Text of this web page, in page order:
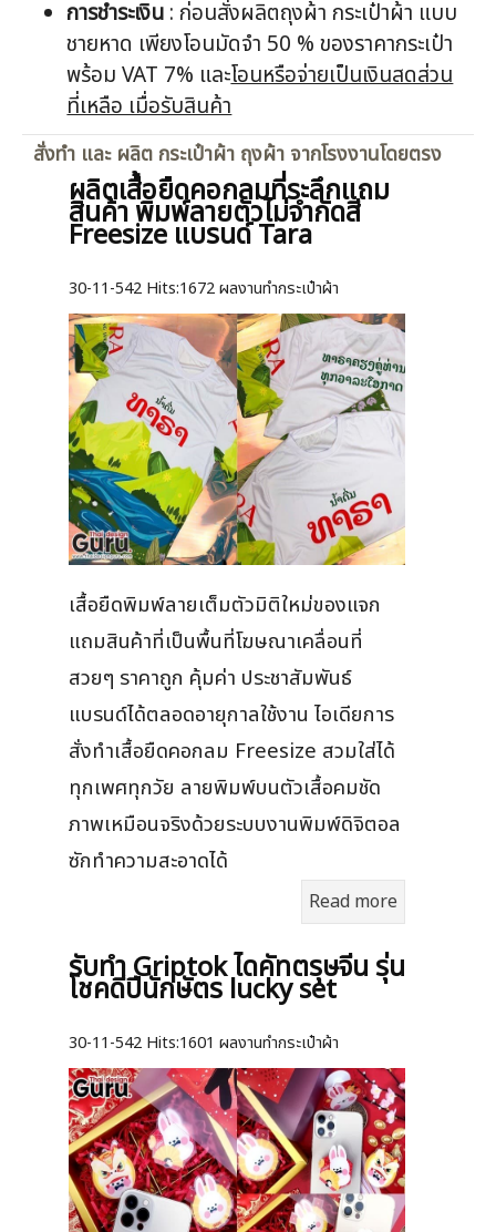
การชำระเงิน : ก่อนสั่งผลิตถุงผ้า กระเป๋าผ้า แบบ
ชายหาด เพียงโอนมัดจำ 50 % ของราคากระเป๋า
พร้อม VAT 7% และโอนหรือจ่ายเป็นเงินสดส่วน
ที่เหลือ เมื่อรับสินค้า
สั่งทำ และ ผลิต กระเป๋าผ้า ถุงผ้า จากโรงงานโดยตรง
ผลิตเสื้อยืดคอกลมที่ระลึกแถม
สินค้า พิมพ์ลายตัวไม่จำกัดสี
Freesize แบรนด์ Tara
30-11-542 Hits:1672 ผลงานทำกระเป๋าผ้า
เสื้อยืดพิมพ์ลายเต็มตัวมิติใหม่ของแจก
แถมสินค้าที่เป็นพื้นที่โฆษณาเคลื่อนที่
สวยๆ ราคาถูก คุ้มค่า ประชาสัมพันธ์
แบรนด์ได้ตลอดอายุกาลใช้งาน ไอเดียการ
สั่งทำเสื้อยืดคอกลม Freesize สวมใส่ได้
ทุกเพศทุกวัย ลายพิมพ์บนตัวเสื้อคมชัด
ภาพเหมือนจริงด้วยระบบงานพิมพ์ดิจิตอล
ซักทำความสะอาดได้
Read more
รับทำ Griptok ไดคัทตรุษจีน รุ่น
โชคดีปีนักษัตร lucky set
30-11-542 Hits:1601 ผลงานทำกระเป๋าผ้า